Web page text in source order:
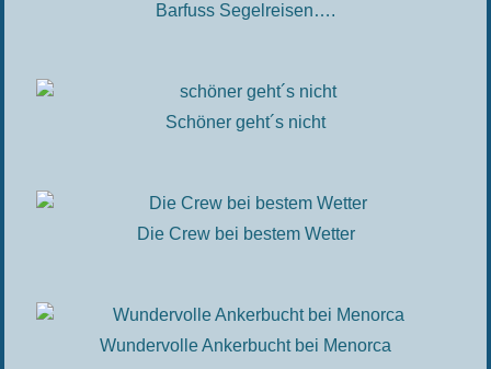
Barfuss Segelreisen….
Schöner geht´s nicht
Die Crew bei bestem Wetter
Wundervolle Ankerbucht bei Menorca